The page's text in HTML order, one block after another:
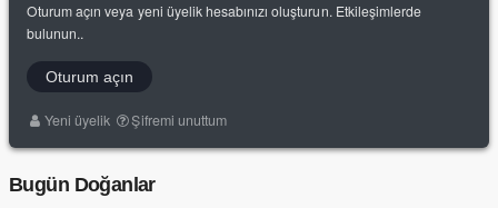
Oturum açın veya yeni üyelik hesabınızı oluşturun. Etkileşimlerde
bulunun..
Oturum açın
Yeni üyelik Şifremi unuttum
Bugün Doğanlar